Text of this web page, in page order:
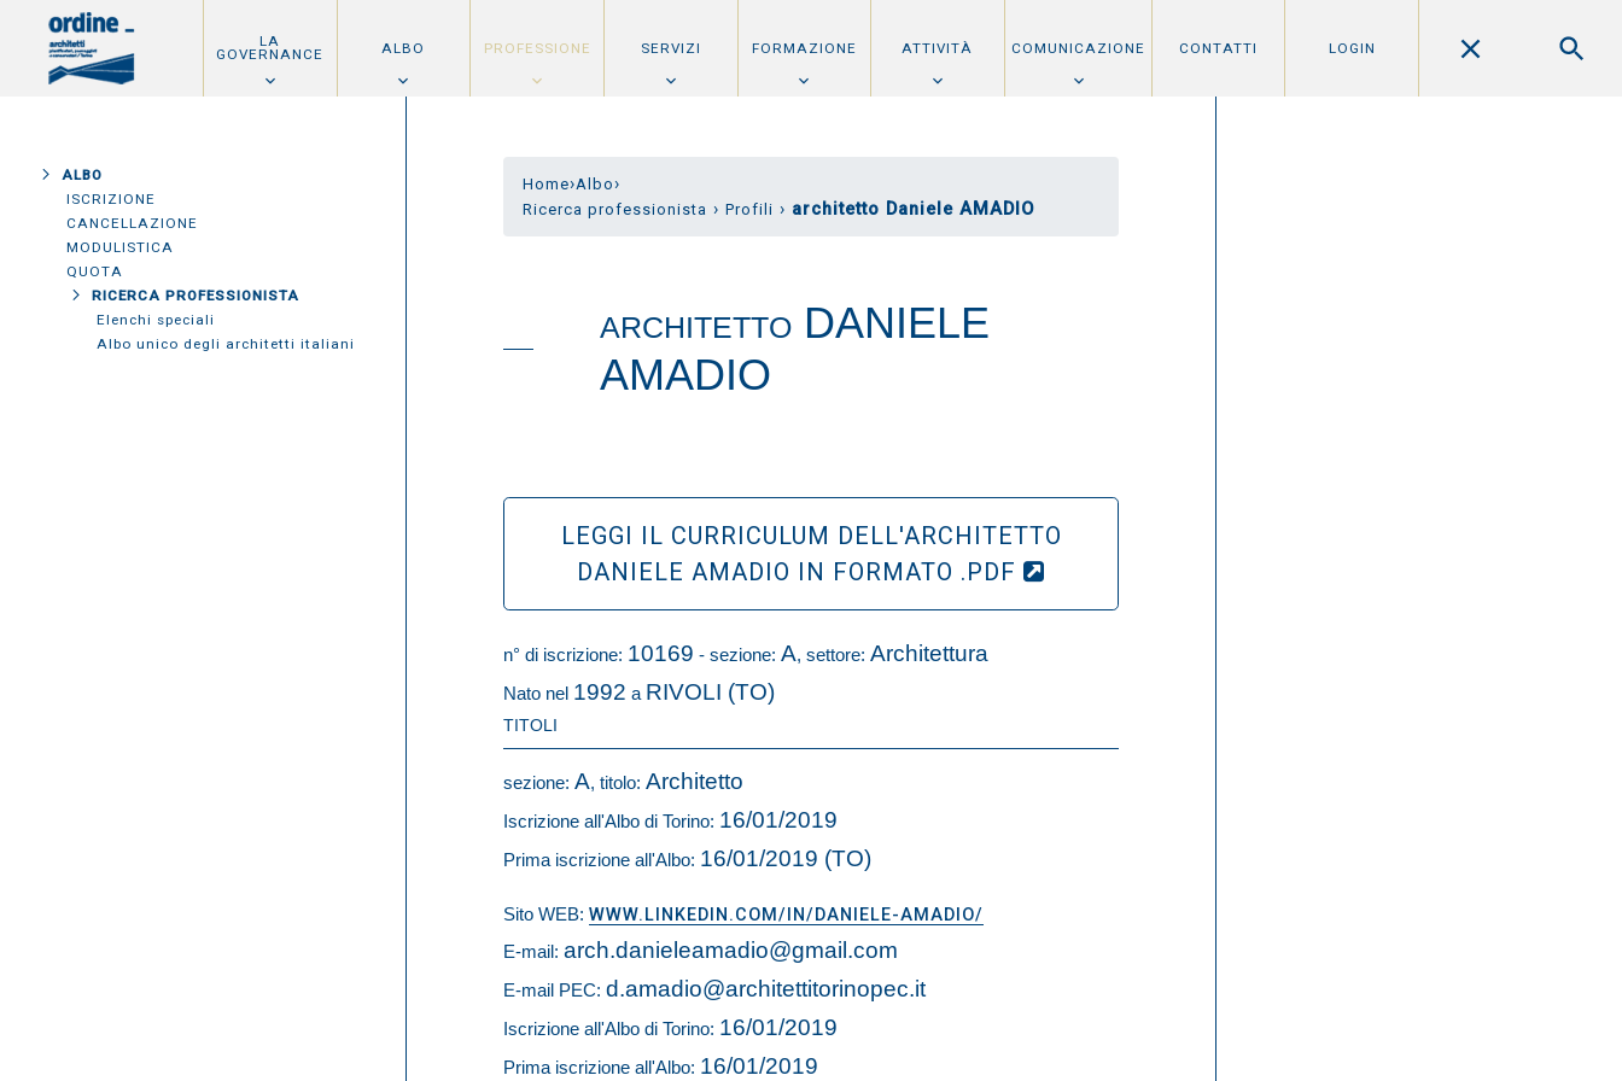
LA
GOVERNANCE ALBO PROFESSIONE SERVIZI FORMAZIONE ATTIVITÀ COMUNICAZIONE CONTATTI LOGIN
ALBO
ISCRIZIONE
CANCELLAZIONE
MODULISTICA
QUOTA
RICERCA PROFESSIONISTA
Elenchi speciali
Albo unico degli architetti italiani
Home›Albo›
Ricerca professionista › Profili › architetto Daniele AMADIO
ARCHITETTO DANIELE
AMADIO
LEGGI IL CURRICULUM DELL'ARCHITETTO
DANIELE AMADIO IN FORMATO .PDF
n° di iscrizione: 10169 - sezione: A, settore: Architettura
Nato nel 1992 a RIVOLI (TO)
TITOLI
sezione: A, titolo: Architetto
Iscrizione all'Albo di Torino: 16/01/2019
Prima iscrizione all'Albo: 16/01/2019 (TO)
Sito WEB: WWW.LINKEDIN.COM/IN/DANIELE-AMADIO/
E-mail: arch.danieleamadio@gmail.com
E-mail PEC: d.amadio@architettitorinopec.it
Iscrizione all'Albo di Torino: 16/01/2019
Prima iscrizione all'Albo: 16/01/2019